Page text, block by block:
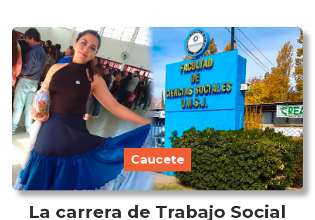
La carrera de Trabajo Social
Caucete